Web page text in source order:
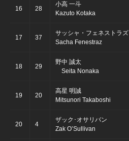
16 28
小高 一斗
Kazuto Kotaka
17 37
サッシャ・フェネストラズ
Sacha Fenestraz
18 29
野中 誠太
Seita Nonaka
19 20
高星 明誠
Mitsunori Takaboshi
20 4
ザック･オサリバン
Zak O’Sullivan